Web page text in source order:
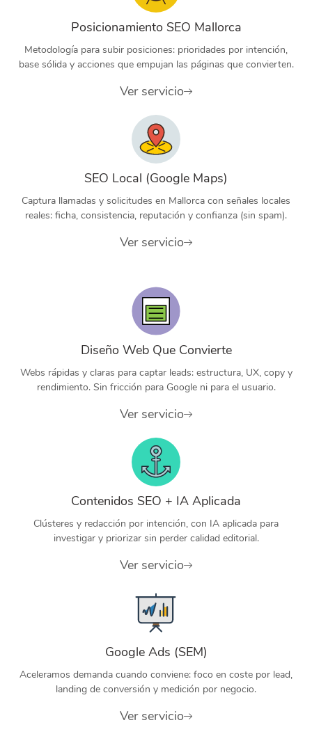
Posicionamiento SEO Mallorca
Metodología para subir posiciones: prioridades por intención,
base sólida y acciones que empujan las páginas que convierten.
Ver servicio
SEO Local (Google Maps)
Captura llamadas y solicitudes en Mallorca con señales locales
reales: ficha, consistencia, reputación y confianza (sin spam).
Ver servicio
Diseño Web Que Convierte
Webs rápidas y claras para captar leads: estructura, UX, copy y
rendimiento. Sin fricción para Google ni para el usuario.
Ver servicio
Contenidos SEO + IA Aplicada
Clústeres y redacción por intención, con IA aplicada para
investigar y priorizar sin perder calidad editorial.
Ver servicio
Google Ads (SEM)
Aceleramos demanda cuando conviene: foco en coste por lead,
landing de conversión y medición por negocio.
Ver servicio